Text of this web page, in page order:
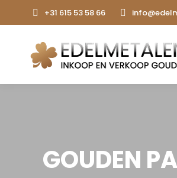
+31 615 53 58 66
GOUDEN